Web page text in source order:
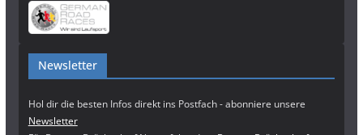
Newsletter
Hol dir die besten Infos direkt ins Postfach - abonniere unsere
Newsletter